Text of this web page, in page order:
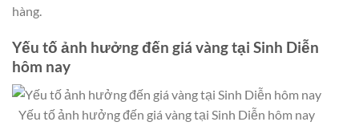
hàng.
Yếu tố ảnh hưởng đến giá vàng tại Sinh Diễn
hôm nay
Yếu tố ảnh hưởng đến giá vàng tại Sinh Diễn hôm nay